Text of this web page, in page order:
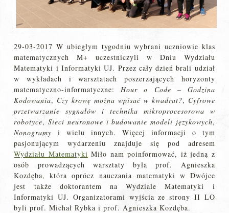
29-03-2017 W ubiegłym tygodniu wybrani uczniowie klas
matematycznych M+ uczestniczyli w Dniu Wydziału
Matematyki i Informatyki UJ. Przez cały dzień brali udział
w wykładach i warsztatach poszerzających horyzonty
matematyczno-informatyczne:Hour o Code – Godzina
Kodowania, Czy krowę można wpisać w kwadrat?, Cyfrowe
przetwarzanie sygnałów i technika mikroprocesorowa w
robotyce,Sieci neuronowe i budowanie modeli językowych,
Nonogramyi wielu innych. Więcej informacji o tym
pasjonującym wydarzeniu znajduje się pod adresem
Wydziału Matematyki Miło nam poinformować, iż jedną z
osób prowadzących warsztaty była prof. Agnieszka
Kozdęba, która oprócz nauczania matematyki w Dwójce
jest także doktorantem na Wydziale Matematyki i
Informatyki UJ. Organizatorami wyjścia ze strony II LO
byli prof. Michał Rybka i prof. Agnieszka Kozdęba.